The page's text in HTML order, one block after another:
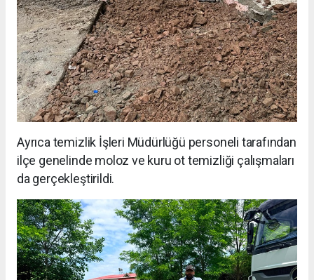
Ayrıca temizlik İşleri Müdürlüğü personeli tarafından
ilçe genelinde moloz ve kuru ot temizliği çalışmaları
da gerçekleştirildi.